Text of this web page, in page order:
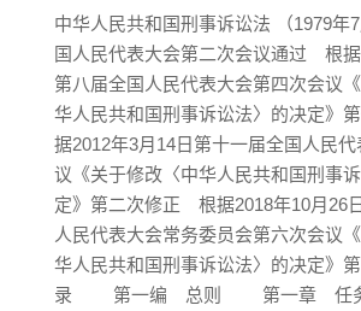
中华人民共和国刑事诉讼法 （1979年
国人民代表大会第二次会议通过 根据
第八届全国人民代表大会第四次会议
华人民共和国刑事诉讼法〉的决定》
据2012年3月14日第十一届全国人民
议《关于修改〈中华人民共和国刑事
定》第二次修正 根据2018年10月26
人民代表大会常务委员会第六次会议
华人民共和国刑事诉讼法〉的决定》
录 第一编 总则 第一章 任务